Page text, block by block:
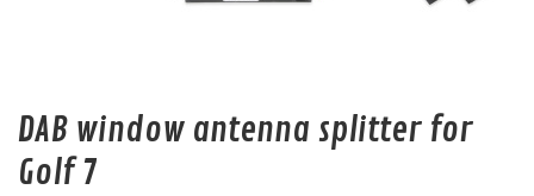
Audio System Z-EVO 1.25M EXT
OFC 1,25m förlängningskabel med RCA kontakter.
DAB window antenna splitter for
Golf 7